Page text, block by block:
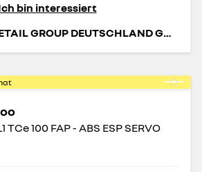
bin interessiert
RENAULT RETAIL GROUP DEUTSCHLAND GMBH
100 FAP - ABS ESP SERVO